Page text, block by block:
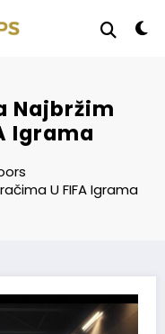
Najbržim
Igrama
UFIFAIgrama